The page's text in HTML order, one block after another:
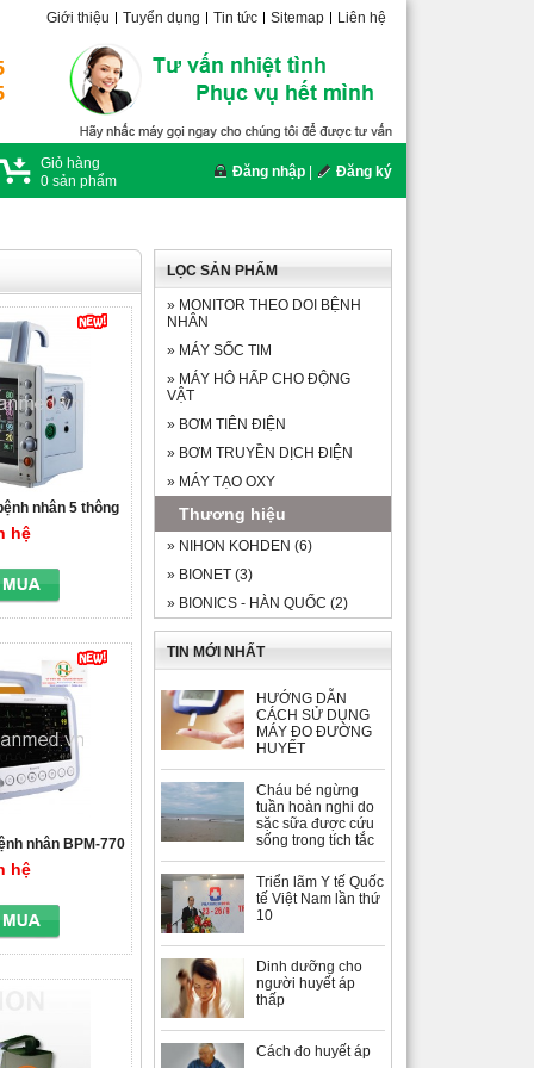
Giới thiệu Tuyển dụng Tin tức Sitemap Liên hệ
Đăng nhập Đăng ký
Giỏ hàng
0 sản phẩm
nhân 5 thông
- Hàn Quốc
hệ
nhân BPM-770
hệ
LỌC SẢN PHẨM
» MONITOR THEO DOI BỆNH
NHÂN
» MÁY SỐC TIM
» MÁY HÔ HẤP CHO ĐỘNG
VẬT
» BƠM TIÊN ĐIỆN
» BƠM TRUYỀN DỊCH ĐIỆN
» MÁY TẠO OXY
Thương hiệu
» NIHON KOHDEN (6)
» BIONET (3)
» BIONICS - HÀN QUỐC (2)
TIN MỚI NHẤT
HƯỚNG DẪN
CÁCH SỬ DỤNG
MÁY ĐO ĐƯỜNG
HUYẾT
Cháu bé ngừng
tuần hoàn nghi do
sặc sữa được cứu
sống trong tích tắc
Triển lãm Y tế Quốc
tế Việt Nam lần thứ
10
Dinh dưỡng cho
người huyết áp
thấp
Cách đo huyết áp